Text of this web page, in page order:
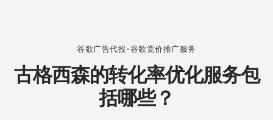
谷歌广告代投-谷歌竞价推广服务
古格西森的转化率优化服务包
括哪些？